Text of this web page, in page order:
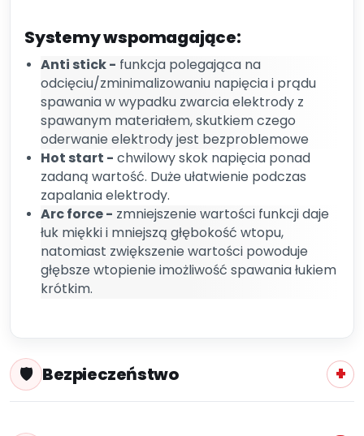
Systemy wspomagające:
Anti stick - funkcja polegająca na
odcięciu/zminimalizowaniu napięcia i prądu
spawania w wypadku zwarcia elektrody z
spawanym materiałem, skutkiem czego
oderwanie elektrody jest bezproblemowe
Hot start - chwilowy skok napięcia ponad
zadaną wartość. Duże ułatwienie podczas
zapalania elektrody.
Arc force - zmniejszenie wartości funkcji daje
łuk miękki i mniejszą głębokość wtopu,
natomiast zwiększenie wartości powoduje
głębsze wtopienie imożliwość spawania łukiem
krótkim.
Bezpieczeństwo